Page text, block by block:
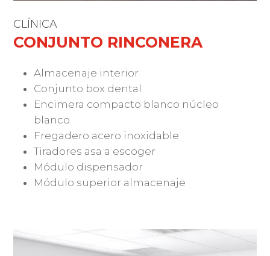
CLÍNICA
CONJUNTO RINCONERA
Almacenaje interior
Conjunto box dental
Encimera compacto blanco núcleo
blanco
Fregadero acero inoxidable
Tiradores asa a escoger
Módulo dispensador
Módulo superior almacenaje